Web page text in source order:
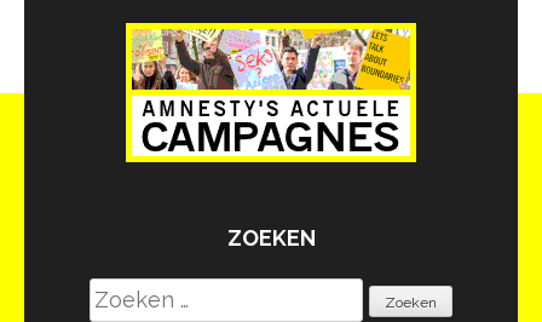
ZOEKEN
Zoeken